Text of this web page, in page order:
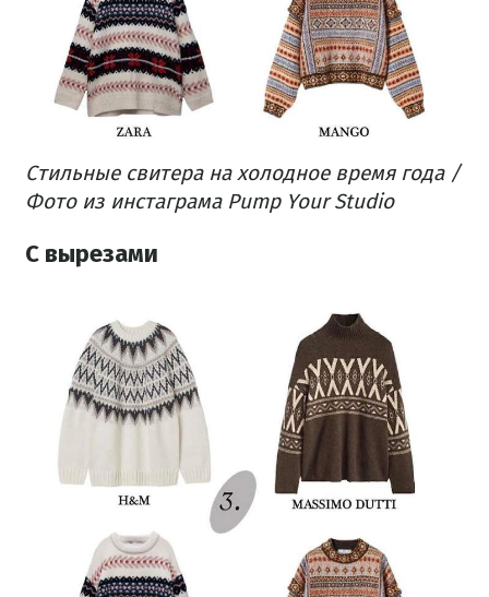
Стильные свитера на холодное время года /
Фото из инстаграма Pump Your Studio
С вырезами